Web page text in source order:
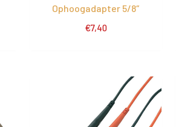
Ophoogadapter 5/8″
€7,40